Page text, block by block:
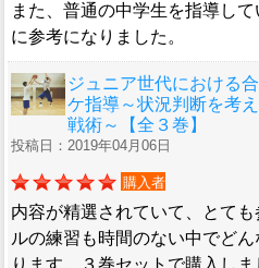
また、普通の中学生を指導し
に参考になりました。
ジュニア世代における
ケ指導～状況判断を考
戦術～【全３巻】
投稿日：2019年04月06日
購入者
内容が精選されていて、とて
ルの練習も時間のない中でど